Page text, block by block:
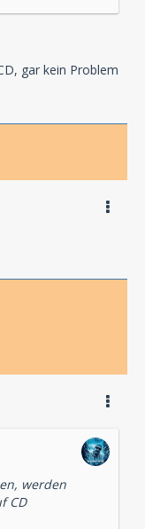
gar kein Problem
werden
CD